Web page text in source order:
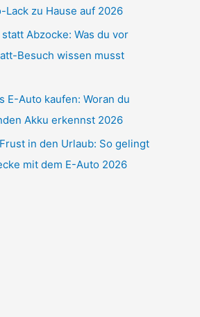
Lack zu Hause auf 2026
Abzocke: Was du vor
Besuch wissen musst
E-Auto kaufen: Woran du
Akku erkennst 2026
in den Urlaub: So gelingt
mit dem E-Auto 2026